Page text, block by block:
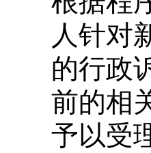
人针对
的行政
前的相
予以受